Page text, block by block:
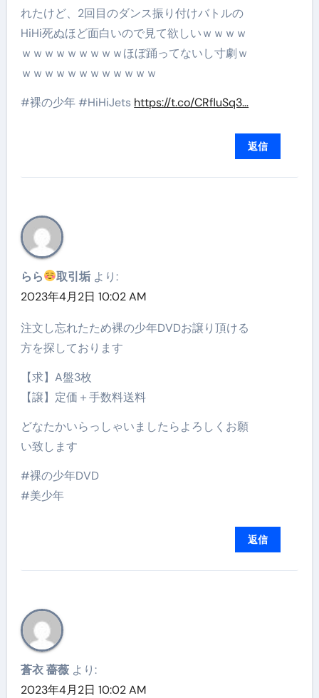
れたけど、2回目のダンス振り付けバトルの
HiHi死ぬほど面白いので見て欲しいｗｗｗｗ
ｗｗｗｗｗｗｗｗｗほぼ踊ってないし寸劇ｗ
ｗｗｗｗｗｗｗｗｗｗｗｗ
#裸の少年 #HiHiJets https://t.co/CRfluSq3…
返信
らら 取引垢 より:
2023年4月2日 10:02 AM
注文し忘れたため裸の少年DVDお譲り頂ける
方を探しております
【求】A盤3枚
【譲】定価＋手数料送料
どなたかいらっしゃいましたらよろしくお願
い致します
#裸の少年DVD
#美少年
返信
蒼衣 薔薇 より:
2023年4月2日 10:02 AM